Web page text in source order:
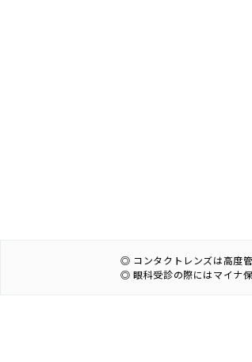
◎ コンタクトレンズは高度
◎ 眼科受診の際にはマイナ